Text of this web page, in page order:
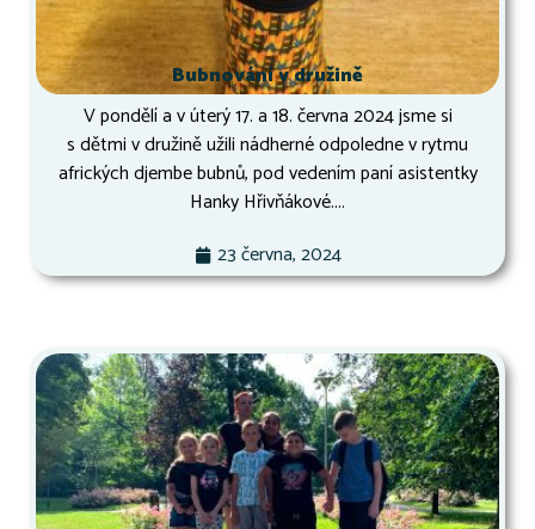
Bubnování v družině
V pondělí a v úterý 17. a 18. června 2024 jsme si
s dětmi v družině užili nádherné odpoledne v rytmu
afrických djembe bubnů, pod vedením paní asistentky
Hanky Hřivňákové....
23 června, 2024